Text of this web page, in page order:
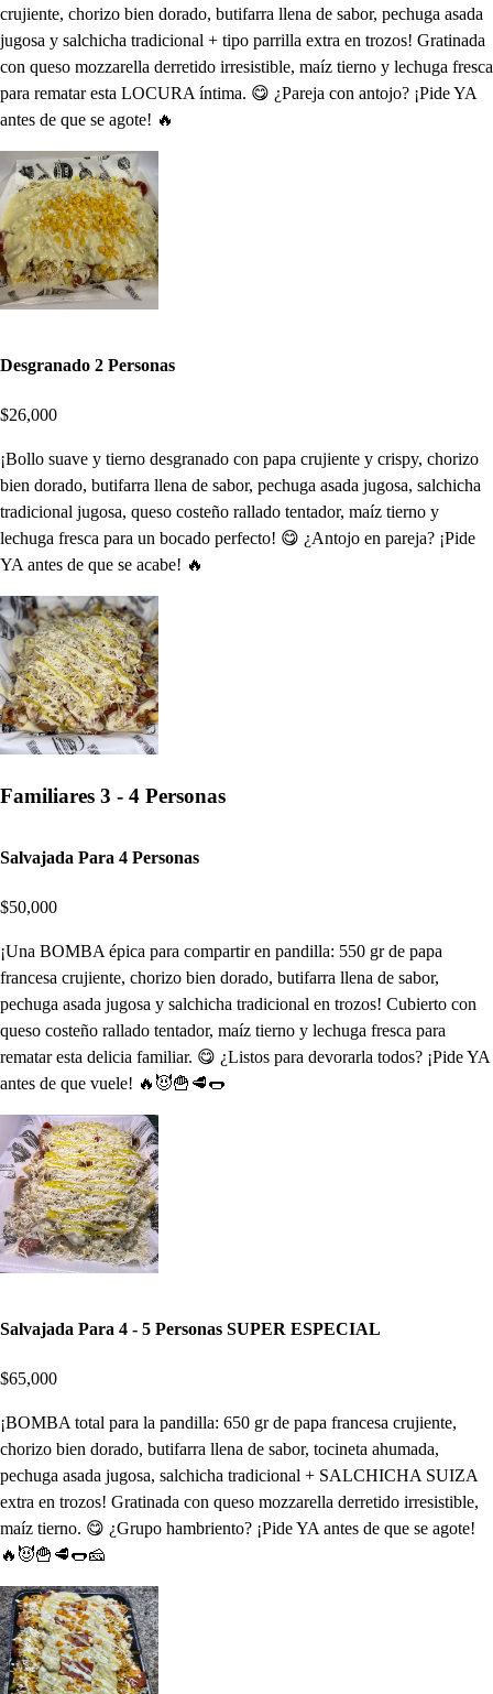
crujiente, chorizo bien dorado, butifarra llena de sabor, pechuga asada
jugosa y salchicha tradicional + tipo parrilla extra en trozos! Gratinada
con queso mozzarella derretido irresistible, maíz tierno y lechuga fresca
para rematar esta LOCURA íntima. 😋 ¿Pareja con antojo? ¡Pide YA
antes de que se agote! 🔥
Desgranado 2 Personas
$26,000
¡Bollo suave y tierno desgranado con papa crujiente y crispy, chorizo
bien dorado, butifarra llena de sabor, pechuga asada jugosa, salchicha
tradicional jugosa, queso costeño rallado tentador, maíz tierno y
lechuga fresca para un bocado perfecto! 😋 ¿Antojo en pareja? ¡Pide
YA antes de que se acabe! 🔥
Familiares 3 - 4 Personas
Salvajada Para 4 Personas
$50,000
¡Una BOMBA épica para compartir en pandilla: 550 gr de papa
francesa crujiente, chorizo bien dorado, butifarra llena de sabor,
pechuga asada jugosa y salchicha tradicional en trozos! Cubierto con
queso costeño rallado tentador, maíz tierno y lechuga fresca para
rematar esta delicia familiar. 😋 ¿Listos para devorarla todos? ¡Pide YA
antes de que vuele! 🔥😈🍟🥩🌭
Salvajada Para 4 - 5 Personas SUPER ESPECIAL
$65,000
¡BOMBA total para la pandilla: 650 gr de papa francesa crujiente,
chorizo bien dorado, butifarra llena de sabor, tocineta ahumada,
pechuga asada jugosa, salchicha tradicional + SALCHICHA SUIZA
extra en trozos! Gratinada con queso mozzarella derretido irresistible,
maíz tierno. 😋 ¿Grupo hambriento? ¡Pide YA antes de que se agote!
🔥😈🍟🥩🌭🧀